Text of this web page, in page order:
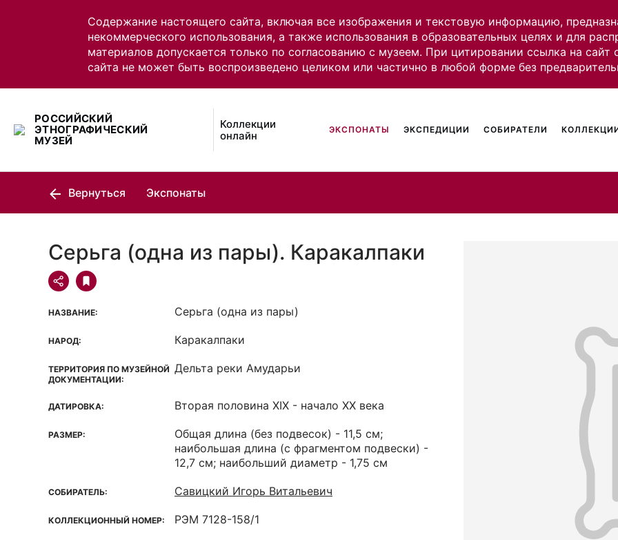
Содержание настоящего сайта, включая все изображения и текстовую информацию,
некоммерческого использования, а также использования в образовательных целях и для
материалов допускается только по согласованию с музеем. При цитировании ссылка на
сайта не может быть воспроизведено целиком или частично в любой форме без
РОССИЙСКИЙ
ЭТНОГРАФИЧЕСКИЙ
МУЗЕЙ
Коллекции
онлайн
ЭКСПОНАТЫ ЭКСПЕДИЦИИ СОБИРАТЕЛИ
Вернуться Экспонаты
Серьга (одна из пары). Каракалпаки
НАЗВАНИЕ: Серьга (одна из пары)
НАРОД: Каракалпаки
ТЕРРИТОРИЯ ПО МУЗЕЙНОЙ
ДОКУМЕНТАЦИИ:
Дельта реки Амударьи
ДАТИРОВКА: Вторая половина XIX - начало ХХ века
РАЗМЕР:
Общая длина (без подвесок) - 11,5 см;
наибольшая длина (с фрагментом подвески) -
12,7 см; наибольший диаметр - 1,75 см
СОБИРАТЕЛЬ: Савицкий Игорь Витальевич
КОЛЛЕКЦИОННЫЙ НОМЕР: РЭМ 7128-158/1